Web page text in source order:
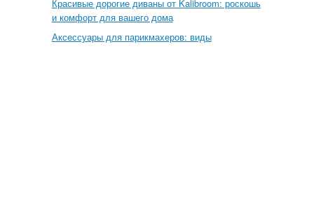
Красивые дорогие диваны от Kalibroom: роскошь
и комфорт для вашего дома
Аксессуары для парикмахеров: виды